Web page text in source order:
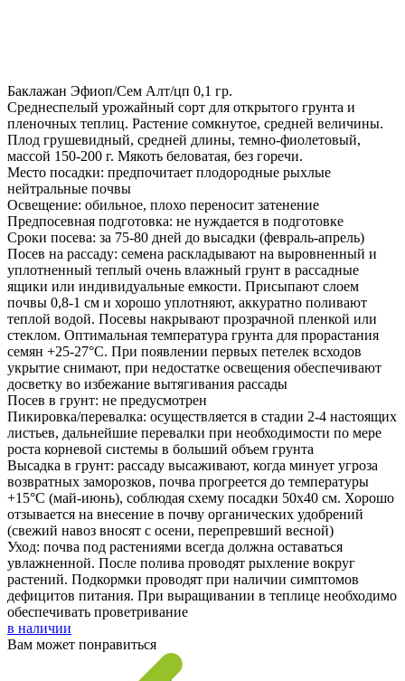
Баклажан Эфиоп/Сем Алт/цп 0,1 гр.
Среднеспелый урожайный сорт для открытого грунта и
пленочных теплиц. Растение сомкнутое, средней величины.
Плод грушевидный, средней длины, темно-фиолетовый,
массой 150-200 г. Мякоть беловатая, без горечи.
Место посадки: предпочитает плодородные рыхлые
нейтральные почвы
Освещение: обильное, плохо переносит затенение
Предпосевная подготовка: не нуждается в подготовке
Сроки посева: за 75-80 дней до высадки (февраль-апрель)
Посев на рассаду: семена раскладывают на выровненный и
уплотненный теплый очень влажный грунт в рассадные
ящики или индивидуальные емкости. Присыпают слоем
почвы 0,8-1 см и хорошо уплотняют, аккуратно поливают
теплой водой. Посевы накрывают прозрачной пленкой или
стеклом. Оптимальная температура грунта для прорастания
семян +25-27°С. При появлении первых петелек всходов
укрытие снимают, при недостатке освещения обеспечивают
досветку во избежание вытягивания рассады
Посев в грунт: не предусмотрен
Пикировка/перевалка: осуществляется в стадии 2-4 настоящих
листьев, дальнейшие перевалки при необходимости по мере
роста корневой системы в больший объем грунта
Высадка в грунт: рассаду высаживают, когда минует угроза
возвратных заморозков, почва прогреется до температуры
+15°С (май-июнь), соблюдая схему посадки 50х40 см. Хорошо
отзывается на внесение в почву органических удобрений
(свежий навоз вносят с осени, перепревший весной)
Уход: почва под растениями всегда должна оставаться
увлажненной. После полива проводят рыхление вокруг
растений. Подкормки проводят при наличии симптомов
дефицитов питания. При выращивании в теплице необходимо
обеспечивать проветривание
в наличии
Вам может понравиться